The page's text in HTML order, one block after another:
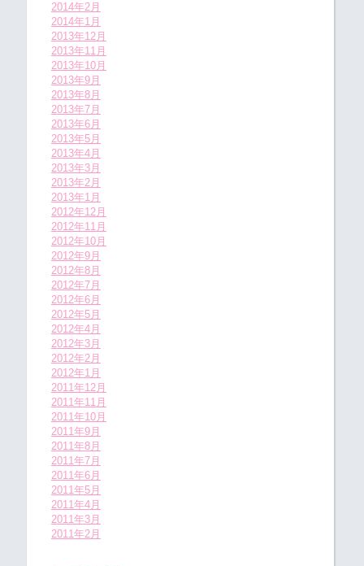
2014年2月
2014年1月
2013年12月
2013年11月
2013年10月
2013年9月
2013年8月
2013年7月
2013年6月
2013年5月
2013年4月
2013年3月
2013年2月
2013年1月
2012年12月
2012年11月
2012年10月
2012年9月
2012年8月
2012年7月
2012年6月
2012年5月
2012年4月
2012年3月
2012年2月
2012年1月
2011年12月
2011年11月
2011年10月
2011年9月
2011年8月
2011年7月
2011年6月
2011年5月
2011年4月
2011年3月
2011年2月